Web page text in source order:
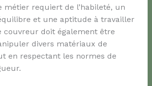
métier requiert de l’habileté, un
et une aptitude à travailler
couvreur doit également être
divers matériaux de
en respectant les normes de